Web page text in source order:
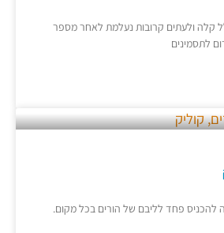
קלה ולעתים קרובות נעלמת לאחר מספר
לתסמינים
להכניס פחד לליבם של הורים בכל מקום.